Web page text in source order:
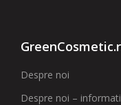
Despre noi
Despre noi –